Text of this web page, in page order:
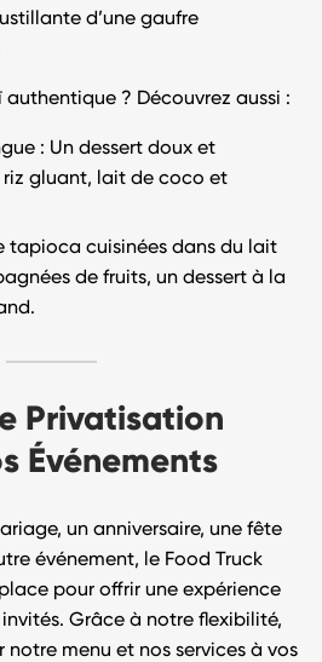
d’une gaufre
authentique ? Découvrez aussi :
: Un dessert doux et
riz gluant, lait de coco et
tapioca cuisinées dans du lait
de fruits, un dessert à la
Privatisation
Événements
un anniversaire, une fête
événement, le Food Truck
pour offrir une expérience
Grâce à notre flexibilité,
menu et nos services à vos